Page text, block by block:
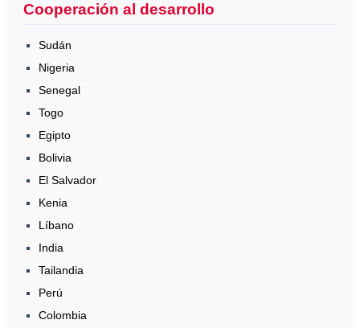
Cooperación al desarrollo
Sudán
Nigeria
Senegal
Togo
Egipto
Bolivia
El Salvador
Kenia
Líbano
India
Tailandia
Perú
Colombia